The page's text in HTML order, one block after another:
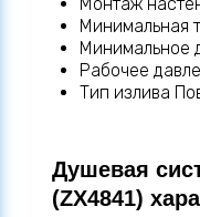
Монтаж
Минимальная
Минимальное
Рабочее
Тип излива
Душевая
(ZX4841)